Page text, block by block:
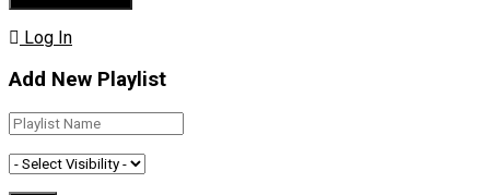
Log In
Add New Playlist